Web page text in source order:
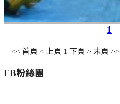
1
<< 首頁 < 上頁 1 下頁 > 末頁 >>
FB粉絲團